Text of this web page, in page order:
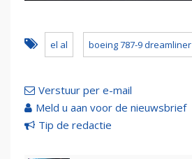
el al boeing 787-9 dreamliner
Verstuur per e-mail
Meld u aan voor de nieuwsbrief
Tip de redactie